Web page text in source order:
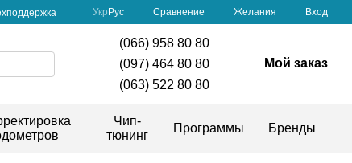
Укр Рус Сравнение Желания Вход
(066) 958 80 80
(097) 464 80 80
(063) 522 80 80
Мой заказ
Чип-
тюнинг
Программы Бренды